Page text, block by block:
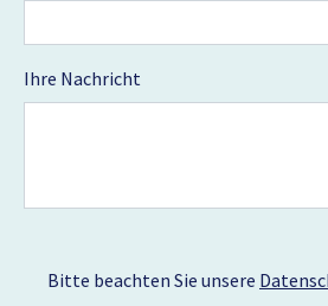
Ihre Nachricht
Bitte beachten Sie unsere